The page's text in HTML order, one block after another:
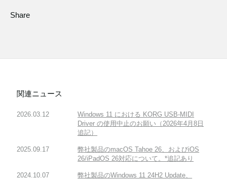
Share
関連ニュース
2026.03.12
Windows 11 における KORG USB-MIDI
Driver の使用中止のお願い（2026年4月8日
追記）
2025.09.17
弊社製品のmacOS Tahoe 26、およびiOS
26/iPadOS 26対応について。*追記あり
2024.10.07
弊社製品のWindows 11 24H2 Update、